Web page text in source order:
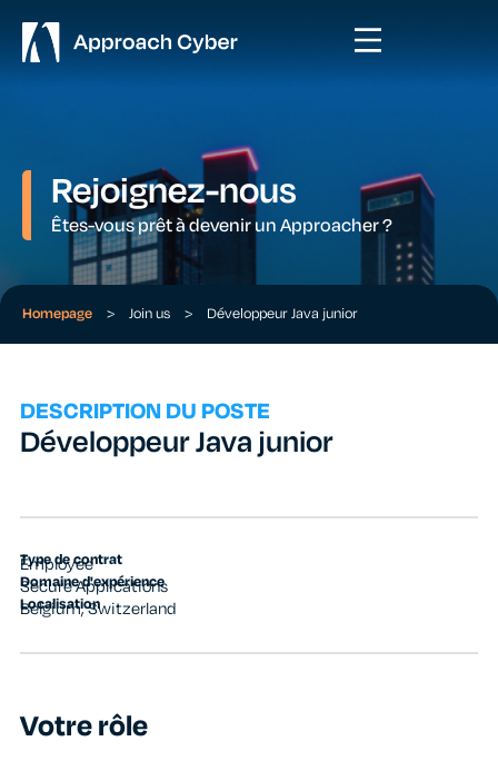
Rejoignez-nous
Êtes-vous prêt à devenir un Approacher ?
Homepage > Join us > Développeur Java junior
DESCRIPTION DU POSTE
Développeur Java junior
Type de contrat
Employee
Domaine d'expérience
Secure Applications
Localisation
Belgium,Switzerland
Votre rôle